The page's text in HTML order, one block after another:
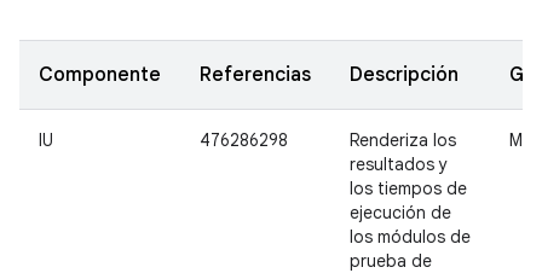
Componente Referencias Descripción
IU 476286298
Renderiza los
resultados y
los tiempos de
ejecución de
los módulos de
prueba de